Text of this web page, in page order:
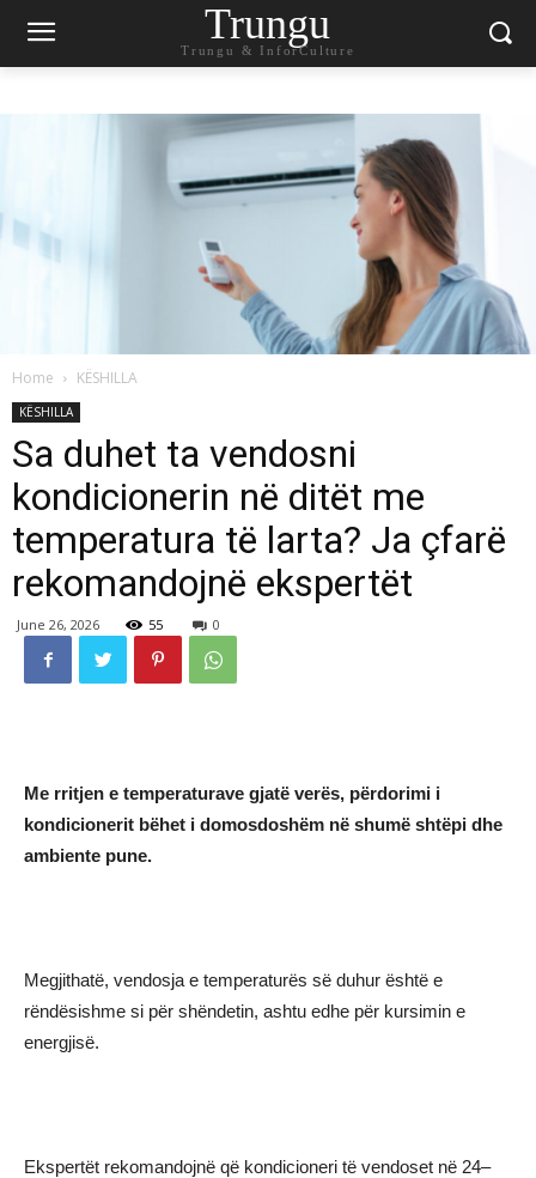
Trungu
Trungu & InforCulture
Home KËSHILLA
KËSHILLA
Sa duhet ta vendosni
kondicionerin në ditët me
temperatura të larta? Ja çfarë
rekomandojnë ekspertët
June 26, 2026 55 0
Me rritjen e temperaturave gjatë verës, përdorimi i
kondicionerit bëhet i domosdoshëm në shumë shtëpi dhe
ambiente pune.
Megjithatë, vendosja e temperaturës së duhur është e
rëndësishme si për shëndetin, ashtu edhe për kursimin e
energjisë.
Ekspertët rekomandojnë që kondicioneri të vendoset në 24–